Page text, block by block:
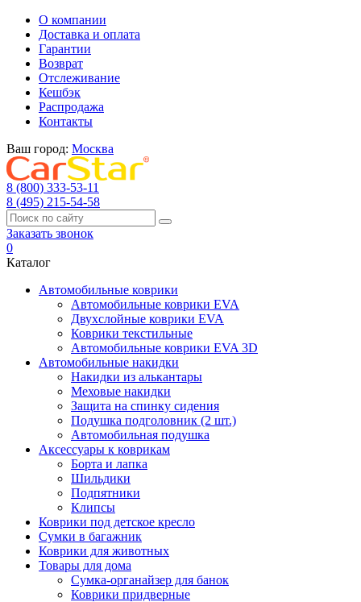
О компании
Доставка и оплата
Гарантии
Возврат
Отслеживание
Кешбэк
Распродажа
Контакты
Ваш город: Москва
8 (800) 333-53-11
8 (495) 215-54-58
Заказать звонок
0
Каталог
Автомобильные коврики
Автомобильные коврики EVA
Двухслойные коврики EVA
Коврики текстильные
Автомобильные коврики EVA 3D
Автомобильные накидки
Накидки из алькантары
Меховые накидки
Защита на спинку сидения
Подушка подголовник (2 шт.)
Автомобильная подушка
Аксессуары к коврикам
Борта и лапка
Шильдики
Подпятники
Клипсы
Коврики под детское кресло
Сумки в багажник
Коврики для животных
Товары для дома
Сумка-органайзер для банок
Коврики придверные